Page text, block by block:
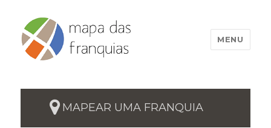
MENU
MAPEAR UMA FRANQUIA